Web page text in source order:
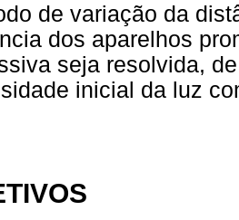
de variação da
dos aparelhos
seja resolvida,
inicial da luz